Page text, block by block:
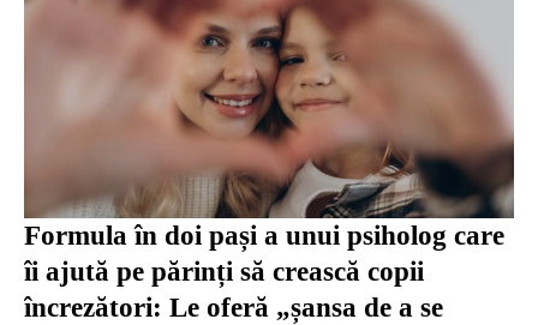
Formula în doi pași a unui psiholog care
îi ajută pe părinți să crească copii
încrezători: Le oferă „șansa de a se